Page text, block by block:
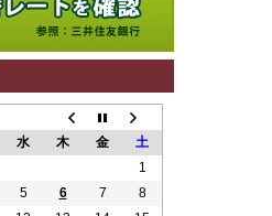
水 木 金
土
1
5 6 7
8